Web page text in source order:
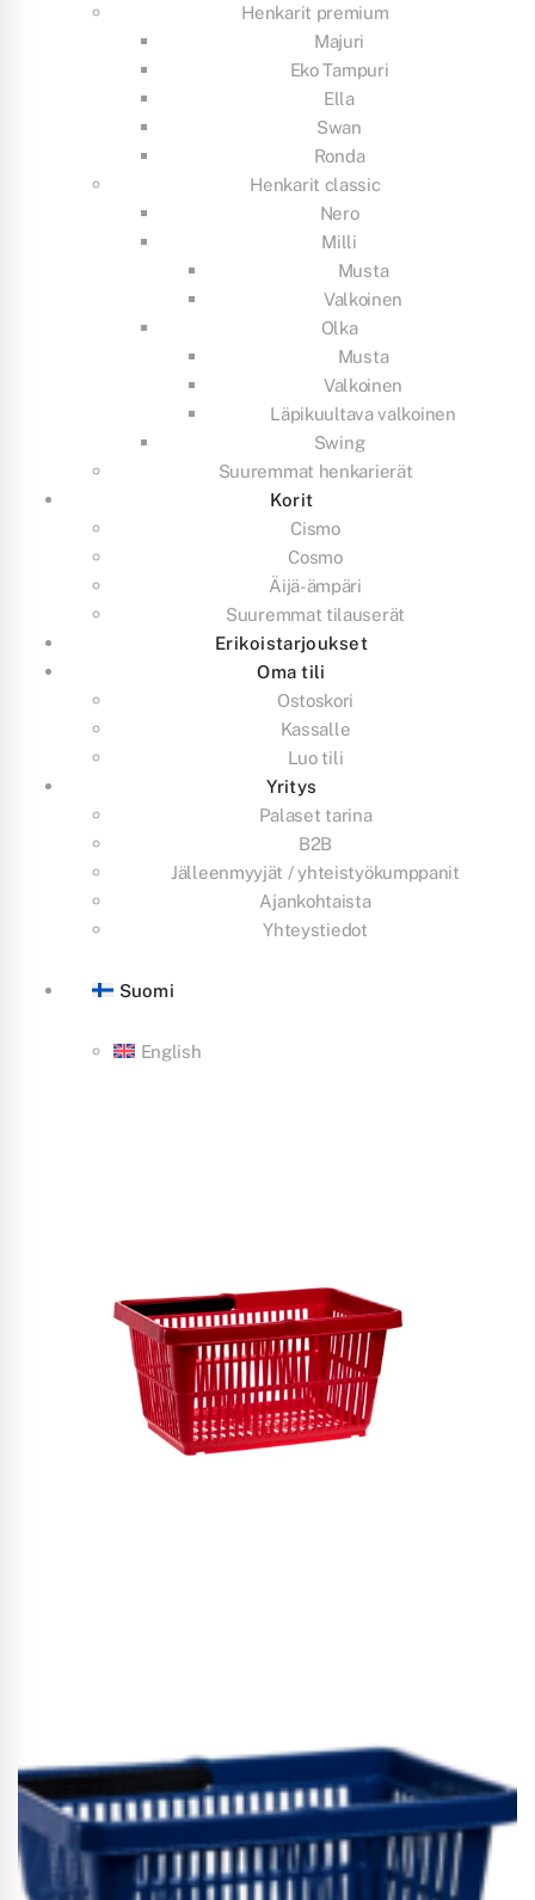
Henkarit premium
Majuri
Eko Tampuri
Ella
Swan
Ronda
Henkarit classic
Nero
Milli
Musta
Valkoinen
Olka
Musta
Valkoinen
Läpikuultava valkoinen
Swing
Suuremmat henkarierät
Korit
Cismo
Cosmo
Äijä-ämpäri
Suuremmat tilauserät
Erikoistarjoukset
Oma tili
Ostoskori
Kassalle
Luo tili
Yritys
Palaset tarina
B2B
Jälleenmyyjät / yhteistyökumppanit
Ajankohtaista
Yhteystiedot
Suomi
English